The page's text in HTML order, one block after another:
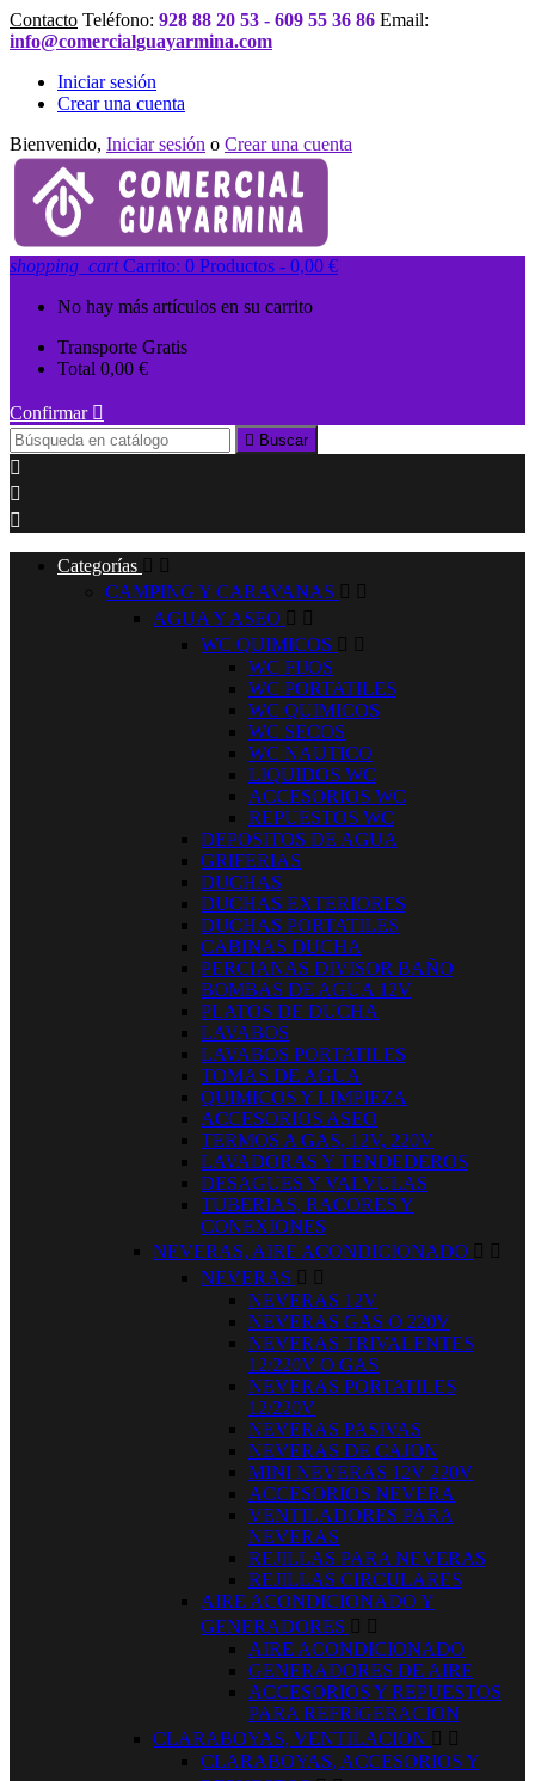
Contacto Teléfono: 928 88 20 53 - 609 55 36 86 Email:
info@comercialguayarmina.com
Iniciar sesión
Crear una cuenta
Bienvenido, Iniciar sesión o Crear una cuenta
shopping_cart Carrito: 0 Productos - 0,00 €
No hay más artículos en su carrito
Transporte Gratis
Total 0,00 €
Confirmar 
 Buscar



Categorías  
CAMPING Y CARAVANAS  
AGUA Y ASEO  
WC QUIMICOS  
WC FIJOS
WC PORTATILES
WC QUIMICOS
WC SECOS
WC NAUTICO
LIQUIDOS WC
ACCESORIOS WC
REPUESTOS WC
DEPOSITOS DE AGUA
GRIFERIAS
DUCHAS
DUCHAS EXTERIORES
DUCHAS PORTATILES
CABINAS DUCHA
PERCIANAS DIVISOR BAÑO
BOMBAS DE AGUA 12V
PLATOS DE DUCHA
LAVABOS
LAVABOS PORTATILES
TOMAS DE AGUA
QUIMICOS Y LIMPIEZA
ACCESORIOS ASEO
TERMOS A GAS, 12V, 220V
LAVADORAS Y TENDEDEROS
DESAGUES Y VALVULAS
TUBERIAS, RACORES Y
CONEXIONES
NEVERAS, AIRE ACONDICIONADO  
NEVERAS  
NEVERAS 12V
NEVERAS GAS O 220V
NEVERAS TRIVALENTES
12/220V O GAS
NEVERAS PORTATILES
12/220V
NEVERAS PASIVAS
NEVERAS DE CAJON
MINI NEVERAS 12V 220V
ACCESORIOS NEVERA
VENTILADORES PARA
NEVERAS
REJILLAS PARA NEVERAS
REJILLAS CIRCULARES
AIRE ACONDICIONADO Y
GENERADORES  
AIRE ACONDICIONADO
GENERADORES DE AIRE
ACCESORIOS Y REPUESTOS
PARA REFRIGERACION
CLARABOYAS, VENTILACION  
CLARABOYAS, ACCESORIOS Y